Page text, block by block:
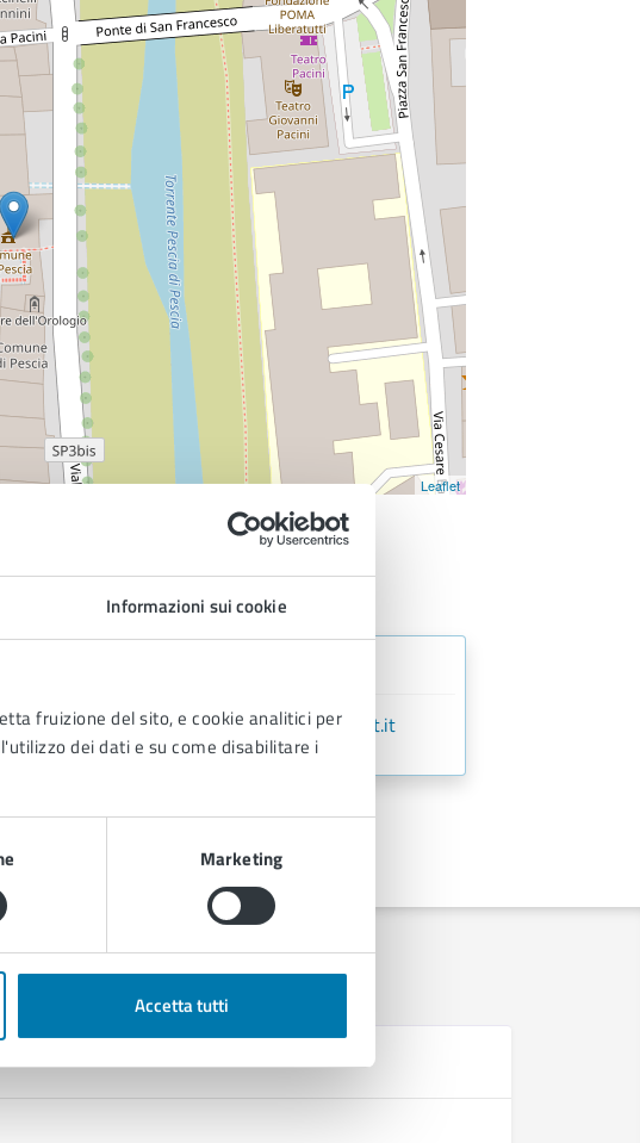
Informazioni sui cookie
fruizione del sito, e cookie analitici per
dei dati e su come disabilitare i
Marketing
Accetta tutti
Leaflet
E-mail:ufficiotecnico@comune.pescia.pt.it